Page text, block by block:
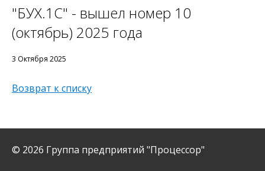
"БУХ.1С" - вышел номер 10
(октябрь) 2025 года
3 Октября 2025
Возврат к списку
© 2026 Группа предприятий "Процессор"